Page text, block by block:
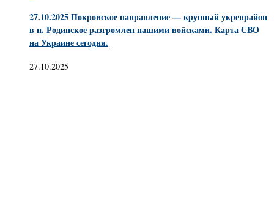
27.10.2025 Покровское направление — крупный укрепрайон
в п. Родинское разгромлен нашими войсками. Карта СВО
на Украине сегодня.
27.10.2025